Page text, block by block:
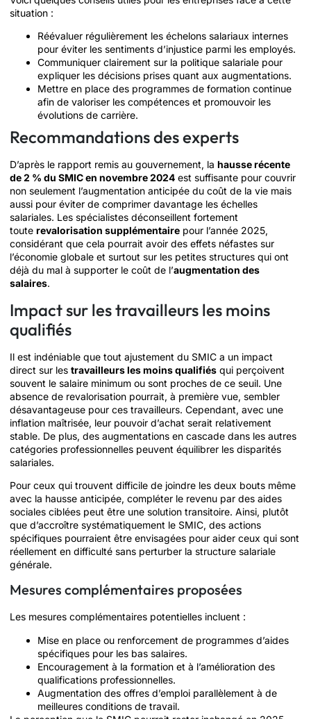
situation :
Réévaluer régulièrement les échelons salariaux internes
pour éviter les sentiments d’injustice parmi les employés.
Communiquer clairement sur la politique salariale pour
expliquer les décisions prises quant aux augmentations.
Mettre en place des programmes de formation continue
afin de valoriser les compétences et promouvoir les
évolutions de carrière.
Recommandations des experts
D’après le rapport remis au gouvernement, la hausse récente
de 2 % du SMIC en novembre 2024 est suffisante pour couvrir
non seulement l’augmentation anticipée du coût de la vie mais
aussi pour éviter de comprimer davantage les échelles
salariales. Les spécialistes déconseillent fortement
toute revalorisation supplémentaire pour l’année 2025,
considérant que cela pourrait avoir des effets néfastes sur
l’économie globale et surtout sur les petites structures qui ont
déjà du mal à supporter le coût de l’augmentation des
salaires.
Impact sur les travailleurs les moins
qualifiés
Il est indéniable que tout ajustement du SMIC a un impact
direct sur les travailleurs les moins qualifiés qui perçoivent
souvent le salaire minimum ou sont proches de ce seuil. Une
absence de revalorisation pourrait, à première vue, sembler
désavantageuse pour ces travailleurs. Cependant, avec une
inflation maîtrisée, leur pouvoir d’achat serait relativement
stable. De plus, des augmentations en cascade dans les autres
catégories professionnelles peuvent équilibrer les disparités
salariales.
Pour ceux qui trouvent difficile de joindre les deux bouts même
avec la hausse anticipée, compléter le revenu par des aides
sociales ciblées peut être une solution transitoire. Ainsi, plutôt
que d’accroître systématiquement le SMIC, des actions
spécifiques pourraient être envisagées pour aider ceux qui sont
réellement en difficulté sans perturber la structure salariale
générale.
Mesures complémentaires proposées
Les mesures complémentaires potentielles incluent :
Mise en place ou renforcement de programmes d’aides
spécifiques pour les bas salaires.
Encouragement à la formation et à l’amélioration des
qualifications professionnelles.
Augmentation des offres d’emploi parallèlement à de
meilleures conditions de travail.